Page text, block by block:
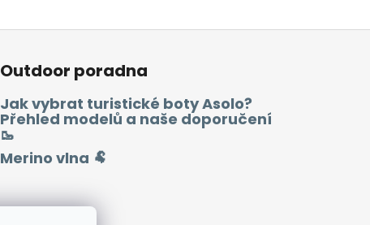
Outdoor poradna
Jak vybrat turistické boty Asolo?
Přehled modelů a naše doporučení
🥾
Merino vlna 🐏